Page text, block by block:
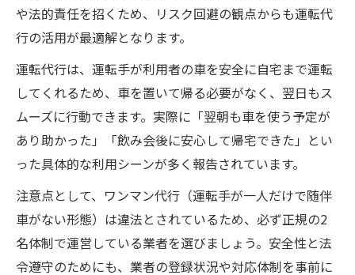
夜遅くでも運転代行が迅速対応できる理由
深夜の運転代行サービスは待ち時間が短い
のか
運転代行の夜間到着速度とその基準を解説
深夜の運転代行利用で重要なスピード感
運転代行の夜間対応でスムーズな帰宅が可
能
実際の料金相場と割増料金の考え方ガイド
運転代行の夜間料金相場と割増の目安を解
説
深夜帯の運転代行サービス料金の基本知識
や法的責任を招くため、リスク回避の観点からも運転代
行の活用が最適解となります。
運転代行は、運転手が利用者の車を安全に自宅まで運転
してくれるため、車を置いて帰る必要がなく、翌日もス
ムーズに行動できます。実際に「翌朝も車を使う予定が
あり助かった」「飲み会後に安心して帰宅できた」とい
った具体的な利用シーンが多く報告されています。
注意点として、ワンマン代行（運転手が一人だけで随伴
車がない形態）は違法とされているため、必ず正規の2
名体制で運営している業者を選びましょう。安全性と法
令遵守のためにも、業者の登録状況や対応体制を事前に